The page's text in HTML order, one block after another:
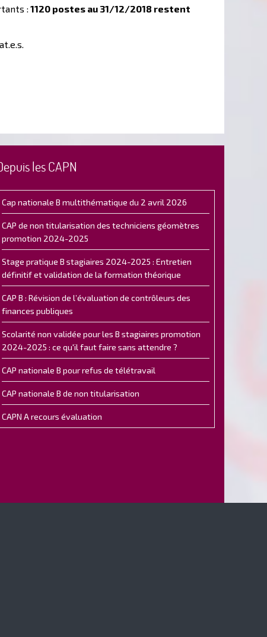
: 1120 postes au 31/12/2018 restent
les CAPN
Cap nationale B multithématique du 2 avril 2026
CAP de non titularisation des techniciens géomètres
promotion 2024-2025
Stage pratique B stagiaires 2024-2025 : Entretien
définitif et validation de la formation théorique
CAP B : Révision de l’évaluation de contrôleurs des
finances publiques
Scolarité non validée pour les B stagiaires promotion
2024-2025 : ce qu'il faut faire sans attendre ?
CAP nationale B pour refus de télétravail
CAP nationale B de non titularisation
CAPN A recours évaluation